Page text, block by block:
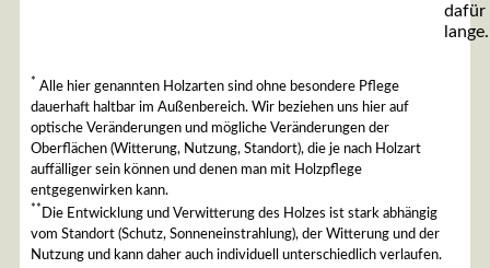
dafür
lange.
* Alle hier genannten Holzarten sind ohne besondere Pflege
dauerhaft haltbar im Außenbereich. Wir beziehen uns hier auf
optische Veränderungen und mögliche Veränderungen der
Oberflächen (Witterung, Nutzung, Standort), die je nach Holzart
auffälliger sein können und denen man mit Holzpflege
entgegenwirken kann.
** Die Entwicklung und Verwitterung des Holzes ist stark abhängig
vom Standort (Schutz, Sonneneinstrahlung), der Witterung und der
Nutzung und kann daher auch individuell unterschiedlich verlaufen.